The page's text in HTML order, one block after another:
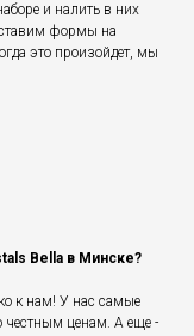
и налить в них
ставим формы на
это произойдет, мы
Bella в Минске?
к нам! У нас самые
честным ценам. А еще -